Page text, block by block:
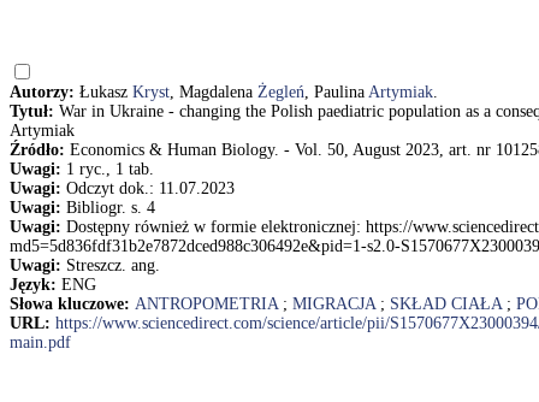
Autorzy: Łukasz Kryst, Magdalena Żegleń, Paulina Artymiak.
Tytuł: War in Ukraine - changing the Polish paediatric population as a
Artymiak
Źródło: Economics & Human Biology. - Vol. 50, August 2023, art. nr
Uwagi: 1 ryc., 1 tab.
Uwagi: Odczyt dok.: 11.07.2023
Uwagi: Bibliogr. s. 4
Uwagi: Dostępny również w formie elektronicznej: https://
md5=5d836fdf31b2e7872dced988c306492e&pid=1-s2.0-
Uwagi: Streszcz. ang.
Język: ENG
Słowa kluczowe: ANTROPOMETRIA; MIGRACJA; SKŁAD CIAŁA;
URL: https://www.sciencedirect.com/science/article/pii/
main.pdf